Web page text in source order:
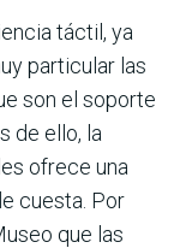
táctil, ya
particular las
son el soporte
de ello, la
ofrece una
cuesta. Por
que las